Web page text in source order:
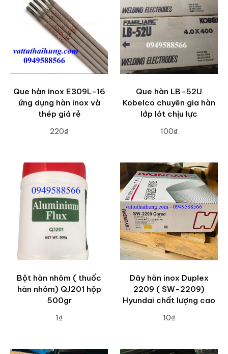
Que hàn inox E309L-16
ứng dụng hàn inox và
thép giá rẻ
220₫
Que hàn LB-52U
Kobelco chuyên gia hàn
lớp lót chịu lực
100₫
Bột hàn nhôm ( thuốc
hàn nhôm) QJ201 hộp
500gr
1₫
Dây hàn inox Duplex
2209 ( SW-2209)
Hyundai chất lượng cao
10₫